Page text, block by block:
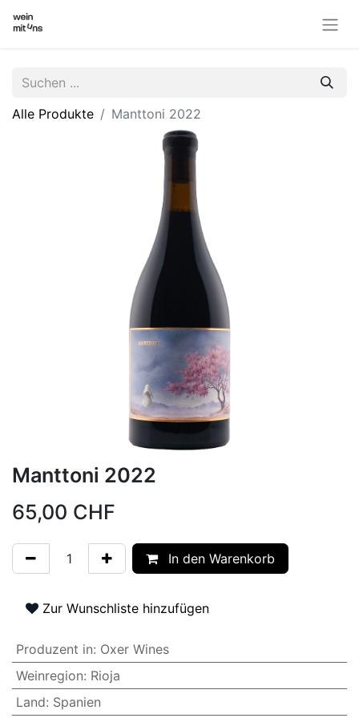
Alle Produkte Manttoni 2022
Manttoni 2022
65,00 CHF
In den Warenkorb
Zur Wunschliste hinzufügen
Produzent in: Oxer Wines
Weinregion: Rioja
Land: Spanien